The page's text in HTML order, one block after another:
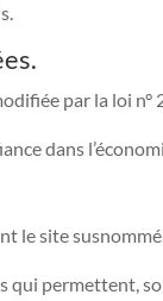
par la loi
dans
le site
permettent,